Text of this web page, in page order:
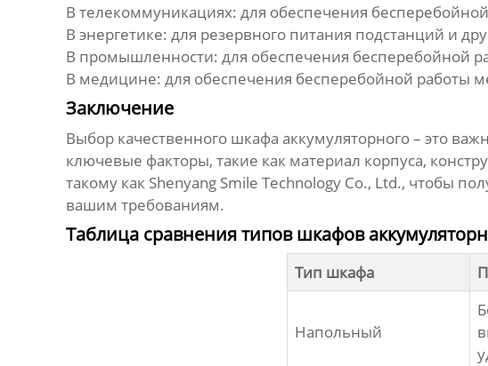
В телекоммуникациях: для обеспечения
В энергетике: для резервного питания подстанций и
В промышленности: для обеспечения бесперебойной
В медицине: для обеспечения бесперебойной работы
Заключение
Выбор качественного шкафа аккумуляторного– это
ключевые факторы, такие как материал корпуса,
такому как Shenyang Smile Technology Co., Ltd., чтобы
вашим требованиям.
Таблица сравнения типов шкафов
Тип шкафа
Напольный